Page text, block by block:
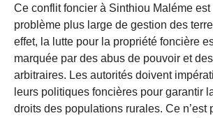
Ce conflit foncier à Sinthiou Maléme est
problème plus large de gestion des
effet, la lutte pour la propriété foncière
marquée par des abus de pouvoir et
arbitraires. Les autorités doivent
leurs politiques foncières pour garantir
droits des populations rurales. Ce n’est